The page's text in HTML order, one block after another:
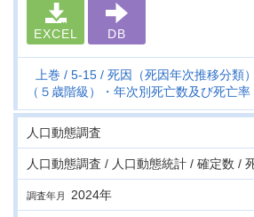
EXCEL DB
上巻 5-15
死因（死因年次推移分類
（５歳階級）・年次別死亡数及び死亡率
人口動態調査
人口動態調査 / 人口動態統計 / 確定数 /
調査年月 2024年